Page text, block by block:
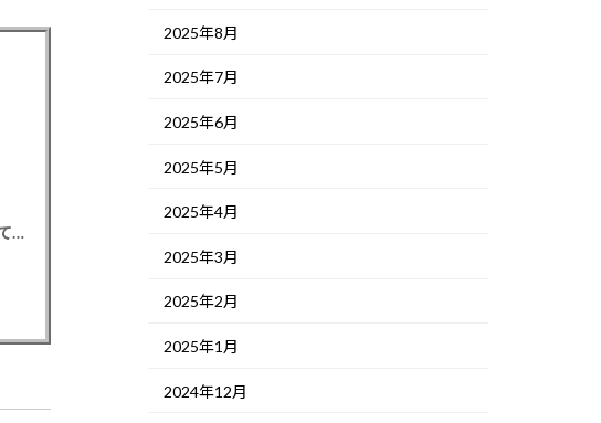
カープドラ1平川蓮！187cmのスイッチヒッター！立石正広を外し2度目の重複も新井監督がクジを引き当てる！【ドラフト会議2025】
2025年8月
2025年7月
2025年6月
2025年5月
2025年4月
2025年3月
2025年2月
2025年1月
2024年12月